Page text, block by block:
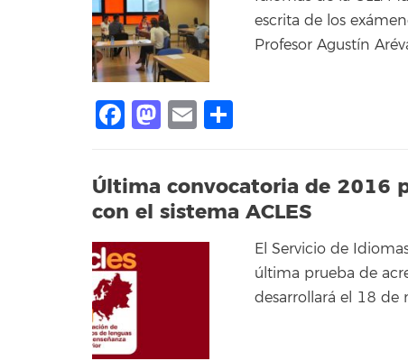
escrita de los
Profesor Agustín
Facebook
Mastodon
Email
Última convocatoria de 2016
con el sistema ACLES
El Servicio de
última prueba de
desarrollará el 18 de